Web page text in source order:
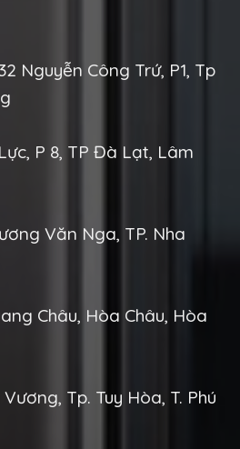
Nguyễn Công Trứ, P1, Tp
P 8, TP Đà Lạt, Lâm
Văn Nga, TP. Nha
Châu, Hòa Châu, Hòa
Vương, Tp. Tuy Hòa, T. Phú